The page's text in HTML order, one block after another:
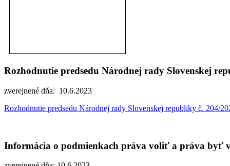
Rozhodnutie predsedu Národnej rady Slovenskej
zverejnené dňa: 10.6.2023
Rozhodnutie predsedu Národnej rady Slovenskej republiky č. 204/
Informácia o podmienkach práva voliť a práva byť